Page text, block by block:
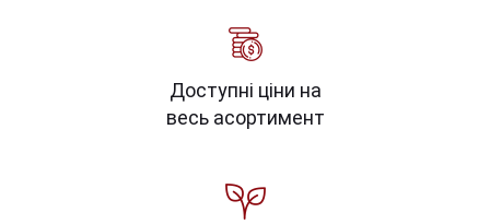
Доступні ціни на
весь асортимент